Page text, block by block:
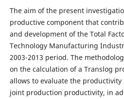
The aim of the present
productive component that
and development of the Total
Technology Manufacturing
2003-2013 period. The
on the calculation of a Translog
allows to evaluate the
joint production productivity, in